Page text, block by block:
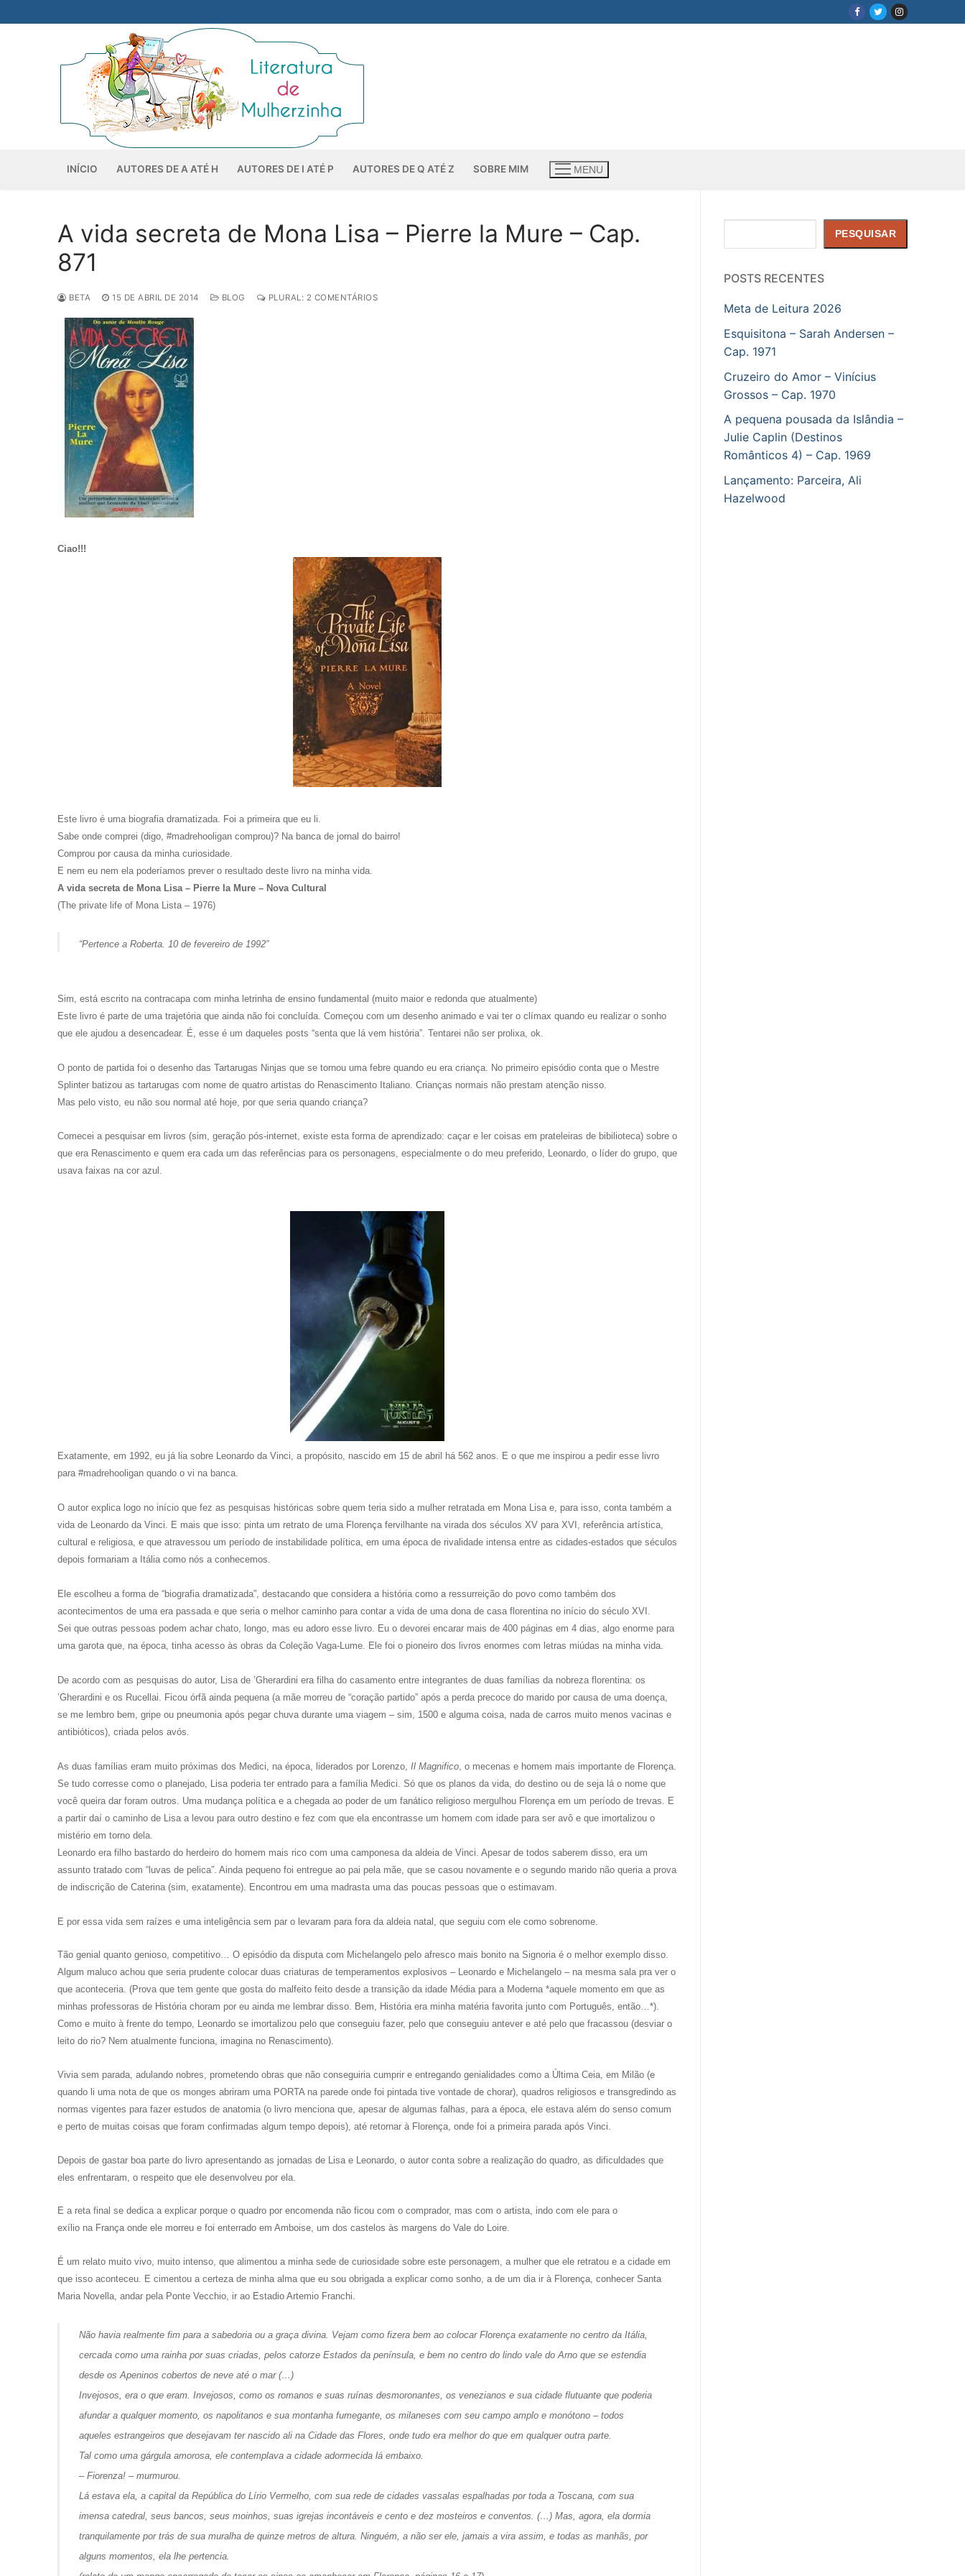
para
INÍCIO AUTORES DE A ATÉ H AUTORES DE I ATÉ P AUTORES DE Q ATÉ Z SOBRE MIM MENU
A vida secreta de Mona Lisa – Pierre la Mure – Cap.
871
BETA 15 DE ABRIL DE 2014 BLOG PLURAL: 2 COMENTÁRIOS
Ciao!!!
Este livro é uma biografia dramatizada. Foi a primeira que eu li.
Sabe onde comprei (digo, #madrehooligan comprou)? Na banca de jornal do bairro!
Comprou por causa da minha curiosidade.
E nem eu nem ela poderíamos prever o resultado deste livro na minha vida.
A vida secreta de Mona Lisa – Pierre la Mure – Nova Cultural
(The private life of Mona Lista – 1976)
“Pertence a Roberta. 10 de fevereiro de 1992”
Sim, está escrito na contracapa com minha letrinha de ensino fundamental (muito maior e redonda que atualmente)
Este livro é parte de uma trajetória que ainda não foi concluída. Começou com um desenho animado e vai ter o clímax quando eu realizar o sonho
que ele ajudou a desencadear. É, esse é um daqueles posts “senta que lá vem história”. Tentarei não ser prolixa, ok.
O ponto de partida foi o desenho das Tartarugas Ninjas que se tornou uma febre quando eu era criança. No primeiro episódio conta que o Mestre
Splinter batizou as tartarugas com nome de quatro artistas do Renascimento Italiano. Crianças normais não prestam atenção nisso.
Mas pelo visto, eu não sou normal até hoje, por que seria quando criança?
Comecei a pesquisar em livros (sim, geração pós-internet, existe esta forma de aprendizado: caçar e ler coisas em prateleiras de bibilioteca) sobre o
que era Renascimento e quem era cada um das referências para os personagens, especialmente o do meu preferido, Leonardo, o líder do grupo, que
usava faixas na cor azul.
Exatamente, em 1992, eu já lia sobre Leonardo da Vinci, a propósito, nascido em 15 de abril há 562 anos. E o que me inspirou a pedir esse livro
para #madrehooligan quando o vi na banca.
O autor explica logo no início que fez as pesquisas históricas sobre quem teria sido a mulher retratada em Mona Lisa e, para isso, conta também a
vida de Leonardo da Vinci. E mais que isso: pinta um retrato de uma Florença fervilhante na virada dos séculos XV para XVI, referência artística,
cultural e religiosa, e que atravessou um período de instabilidade política, em uma época de rivalidade intensa entre as cidades-estados que séculos
depois formariam a Itália como nós a conhecemos.
Ele escolheu a forma de “biografia dramatizada”, destacando que considera a história como a ressurreição do povo como também dos
acontecimentos de uma era passada e que seria o melhor caminho para contar a vida de uma dona de casa florentina no início do século XVI.
Sei que outras pessoas podem achar chato, longo, mas eu adoro esse livro. Eu o devorei encarar mais de 400 páginas em 4 dias, algo enorme para
uma garota que, na época, tinha acesso às obras da Coleção Vaga-Lume. Ele foi o pioneiro dos livros enormes com letras miúdas na minha vida.
De acordo com as pesquisas do autor, Lisa de ’Gherardini era filha do casamento entre integrantes de duas famílias da nobreza florentina: os
’Gherardini e os Rucellai. Ficou órfã ainda pequena (a mãe morreu de “coração partido” após a perda precoce do marido por causa de uma doença,
se me lembro bem, gripe ou pneumonia após pegar chuva durante uma viagem – sim, 1500 e alguma coisa, nada de carros muito menos vacinas e
antibióticos), criada pelos avós.
As duas famílias eram muito próximas dos Medici, na época, liderados por Lorenzo, Il Magnifico , o mecenas e homem mais importante de Florença.
Se tudo corresse como o planejado, Lisa poderia ter entrado para a família Medici. Só que os planos da vida, do destino ou de seja lá o nome que
você queira dar foram outros. Uma mudança política e a chegada ao poder de um fanático religioso mergulhou Florença em um período de trevas. E
a partir daí o caminho de Lisa a levou para outro destino e fez com que ela encontrasse um homem com idade para ser avô e que imortalizou o
mistério em torno dela.
Leonardo era filho bastardo do herdeiro do homem mais rico com uma camponesa da aldeia de Vinci. Apesar de todos saberem disso, era um
assunto tratado com “luvas de pelica”. Ainda pequeno foi entregue ao pai pela mãe, que se casou novamente e o segundo marido não queria a prova
de indiscrição de Caterina (sim, exatamente). Encontrou em uma madrasta uma das poucas pessoas que o estimavam.
E por essa vida sem raízes e uma inteligência sem par o levaram para fora da aldeia natal, que seguiu com ele como sobrenome.
Tão genial quanto genioso, competitivo… O episódio da disputa com Michelangelo pelo afresco mais bonito na Signoria é o melhor exemplo disso.
Algum maluco achou que seria prudente colocar duas criaturas de temperamentos explosivos – Leonardo e Michelangelo – na mesma sala pra ver o
que aconteceria. (Prova que tem gente que gosta do malfeito feito desde a transição da idade Média para a Moderna *aquele momento em que as
minhas professoras de História choram por eu ainda me lembrar disso. Bem, História era minha matéria favorita junto com Português, então…*).
Como e muito à frente do tempo, Leonardo se imortalizou pelo que conseguiu fazer, pelo que conseguiu antever e até pelo que fracassou (desviar o
leito do rio? Nem atualmente funciona, imagina no Renascimento).
Vivia sem parada, adulando nobres, prometendo obras que não conseguiria cumprir e entregando genialidades como a Última Ceia, em Milão (e
quando li uma nota de que os monges abriram uma PORTA na parede onde foi pintada tive vontade de chorar), quadros religiosos e transgredindo as
normas vigentes para fazer estudos de anatomia (o livro menciona que, apesar de algumas falhas, para a época, ele estava além do senso comum
e perto de muitas coisas que foram confirmadas algum tempo depois), até retornar à Florença, onde foi a primeira parada após Vinci.
Depois de gastar boa parte do livro apresentando as jornadas de Lisa e Leonardo, o autor conta sobre a realização do quadro, as dificuldades que
eles enfrentaram, o respeito que ele desenvolveu por ela.
E a reta final se dedica a explicar porque o quadro por encomenda não ficou com o comprador, mas com o artista, indo com ele para o
exílio na França onde ele morreu e foi enterrado em Amboise, um dos castelos às margens do Vale do Loire.
É um relato muito vivo, muito intenso, que alimentou a minha sede de curiosidade sobre este personagem, a mulher que ele retratou e a cidade em
que isso aconteceu. E cimentou a certeza de minha alma que eu sou obrigada a explicar como sonho, a de um dia ir à Florença, conhecer Santa
Maria Novella, andar pela Ponte Vecchio, ir ao Estadio Artemio Franchi.
Não havia realmente fim para a sabedoria ou a graça divina. Vejam como fizera bem ao colocar Florença exatamente no centro da Itália,
cercada como uma rainha por suas criadas, pelos catorze Estados da península, e bem no centro do lindo vale do Arno que se estendia
desde os Apeninos cobertos de neve até o mar (…)
Invejosos, era o que eram. Invejosos, como os romanos e suas ruínas desmoronantes, os venezianos e sua cidade flutuante que poderia
afundar a qualquer momento, os napolitanos e sua montanha fumegante, os milaneses com seu campo amplo e monótono – todos
aqueles estrangeiros que desejavam ter nascido ali na Cidade das Flores, onde tudo era melhor do que em qualquer outra parte.
Tal como uma gárgula amorosa, ele contemplava a cidade adormecida lá embaixo.
–Fiorenza! – murmurou.
Lá estava ela, a capital da República do Lírio Vermelho, com sua rede de cidades vassalas espalhadas por toda a Toscana, com sua
imensa catedral, seus bancos, seus moinhos, suas igrejas incontáveis e cento e dez mosteiros e conventos. (…) Mas, agora, ela dormia
tranquilamente por trás de sua muralha de quinze metros de altura. Ninguém, a não ser ele, jamais a vira assim, e todas as manhãs, por
alguns momentos, ela lhe pertencia.
PESQUISAR
POSTS RECENTES
Meta de Leitura 2026
Esquisitona – Sarah Andersen –
Cap. 1971
Cruzeiro do Amor – Vinícius
Grossos – Cap. 1970
A pequena pousada da Islândia –
Julie Caplin (Destinos
Românticos 4) – Cap. 1969
Lançamento: Parceira, Ali
Hazelwood